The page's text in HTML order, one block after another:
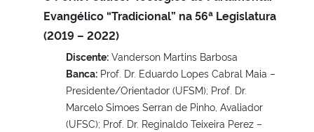
Evangélico “Tradicional” na 56ª Legislatura
(2019 – 2022)
Discente: Vanderson Martins Barbosa
Banca: Prof. Dr. Eduardo Lopes Cabral Maia –
Presidente/Orientador (UFSM); Prof. Dr.
Marcelo Simoes Serran de Pinho, Avaliador
(UFSC); Prof. Dr. Reginaldo Teixeira Perez –